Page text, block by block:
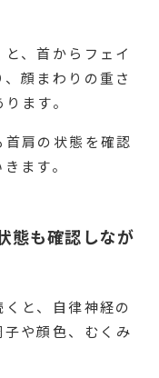
、首からフェイ
顔まわりの重さ
ます。
肩の状態を確認
ます。
態も確認しなが
と、自律神経の
や顔色、むくみ